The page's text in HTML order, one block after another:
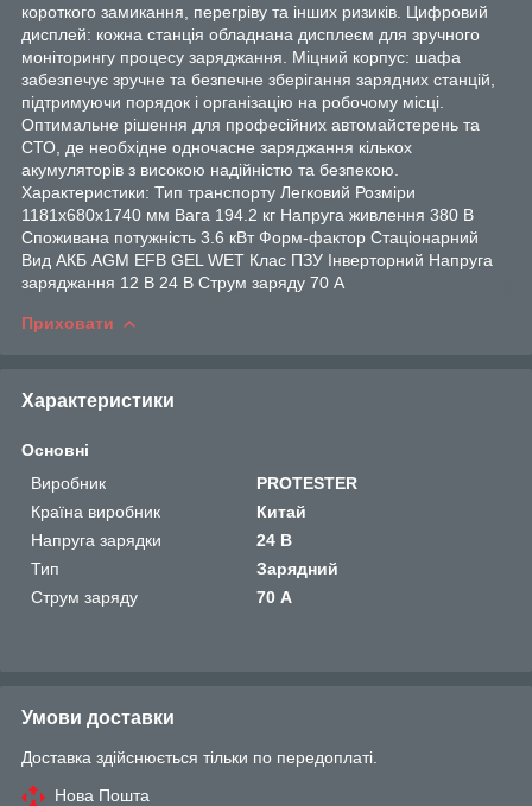
короткого замикання, перегріву та інших ризиків. Цифровий
дисплей: кожна станція обладнана дисплеєм для зручного
моніторингу процесу заряджання. Міцний корпус: шафа
забезпечує зручне та безпечне зберігання зарядних станцій,
підтримуючи порядок і організацію на робочому місці.
Оптимальне рішення для професійних автомайстерень та
СТО, де необхідне одночасне заряджання кількох
акумуляторів з високою надійністю та безпекою.
Характеристики: Тип транспорту Легковий Розміри
1181x680x1740 мм Вага 194.2 кг Напруга живлення 380 В
Споживана потужність 3.6 кВт Форм-фактор Стаціонарний
Вид АКБ AGM EFB GEL WET Клас ПЗУ Інверторний Напруга
заряджання 12 В 24 В Струм заряду 70 A
Приховати
Характеристики
Основні
Виробник
PROTESTER
Країна виробник
Китай
Напруга зарядки
24 В
Тип
Зарядний
Струм заряду
70 А
Умови доставки
Доставка здійснюється тільки по передоплаті.
Нова Пошта